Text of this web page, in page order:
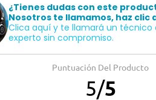
¿Tienes dudas con este
Nosotros te llamamos, haz clic
Clica aquí y te llamará un técnico
experto sin compromiso.
Puntuación Del Producto
5/5